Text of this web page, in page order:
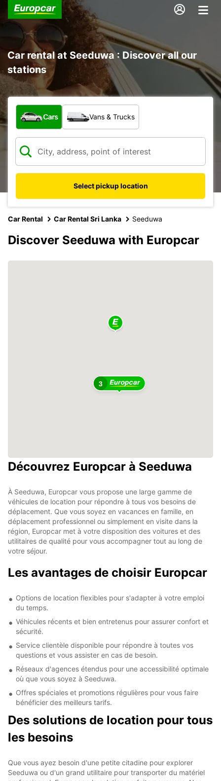
Car rental at Seeduwa : Discover all our
stations
What type of vehicle?
Cars Vans & Trucks
Select pickup location
Car Rental Car Rental Sri Lanka Seeduwa
Discover Seeduwa with Europcar
3
Découvrez Europcar à Seeduwa
À Seeduwa, Europcar vous propose une large gamme de
véhicules de location pour répondre à tous vos besoins de
déplacement. Que vous soyez en vacances en famille, en
déplacement professionnel ou simplement en visite dans la
région, Europcar met à votre disposition des voitures et des
utilitaires de qualité pour vous accompagner tout au long de
votre séjour.
Les avantages de choisir Europcar
Options de location flexibles pour s'adapter à votre emploi
du temps.
Véhicules récents et bien entretenus pour assurer confort et
sécurité.
Service clientèle disponible pour répondre à toutes vos
questions et vous assister en cas de besoin.
Réseaux d'agences étendus pour une accessibilité optimale
où que vous soyez à Seeduwa.
Offres spéciales et promotions régulières pour vous faire
bénéficier des meilleurs tarifs.
Des solutions de location pour tous
les besoins
Que vous ayez besoin d'une petite citadine pour explorer
Seeduwa ou d'un grand utilitaire pour transporter du matériel